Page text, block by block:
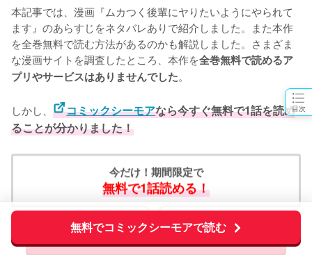
目次
本記事では、漫画『ムカつく後輩にヤりたいようにやられて
ます』のあらすじをネタバレありで紹介しました。また本作
を全巻無料で読む方法があるのかも解説しました。さまざま
な漫画サイトを調査したところ、本作を全巻無料で読めるア
プリやサービスはありませんでした。
しかし、 コミックシーモアなら今すぐ無料で1話を読め
ることが分かりました！
今だけ！期間限定で
無料で1話読める！
無料でコミックシーモアで読む
無料でコミックシーモアで読む